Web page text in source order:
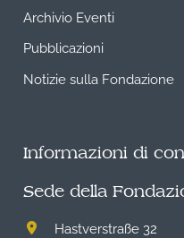
Archivio Eventi
Pubblicazioni
Notizie sulla Fondazione
Informazioni di
Sede della
Hastverstraße 32